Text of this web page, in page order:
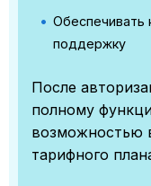
Обеспечивать
поддержку
После
полному
возможностью
тарифного